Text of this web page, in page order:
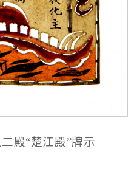
殿“楚江殿”牌示